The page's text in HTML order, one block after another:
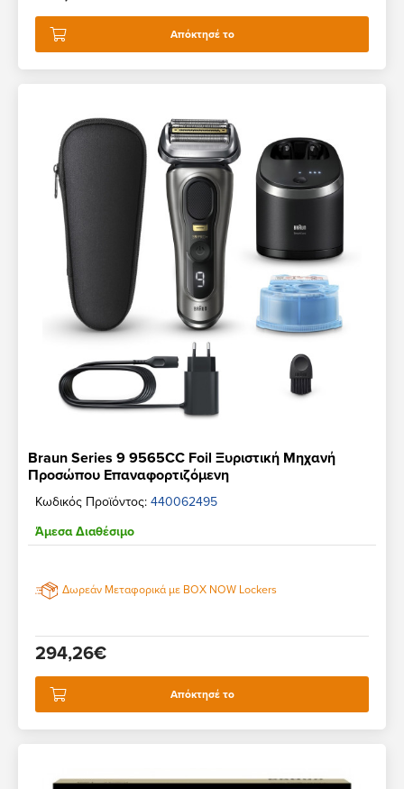
Απόκτησέ το
Braun Series 9 9565CC Foil Ξυριστική Μηχανή
Προσώπου Επαναφορτιζόμενη
Κωδικός Προϊόντος: 440062495
Άμεσα Διαθέσιμο
Δωρεάν Μεταφορικά με BOX NOW Lockers
294,26€
Απόκτησέ το